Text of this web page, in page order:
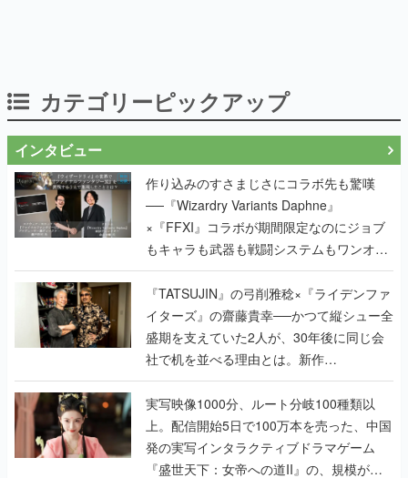
作り込みのすさまじさにコラボ先も驚嘆
──『Wizardry Variants Daphne』
もキャラも武器も戦闘システムもワンオフ
で作り込まれた理由を両ディレクターに聞
く
『TATSUJIN』の弓削雅稔×『ライデンファ
イターズ』の齋藤貴幸──かつて縦シュー全
盛期を支えていた2人が、30年後に同じ会
社で机を並べる理由とは。新作
『TATSUJIN EXTREME』で初タッグを組
んだレジェンド2人に訊く開発秘話
実写映像1000分、ルート分岐100種類以
上。配信開始5日で100万本を売った、中国
発の実写インタラクティブドラマゲーム
『盛世天下：女帝への道II』の、規模が違
うこだわりをプロデューサーに聞いた
半年でアプリストアをオープン？ スマホア
プリの“代替ストア”として、わずか6ヵ月で